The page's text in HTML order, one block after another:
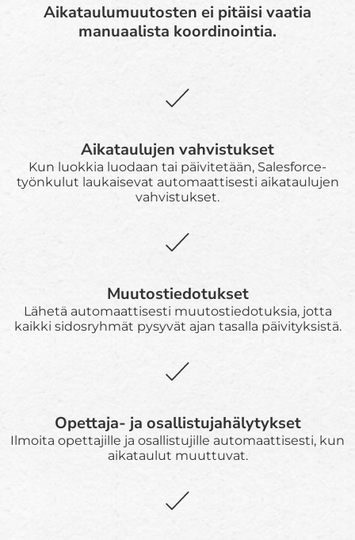
Aikataulumuutosten ei pitäisi vaatia
manuaalista koordinointia.
Aikataulujen vahvistukset
Kun luokkia luodaan tai päivitetään, Salesforce-
työnkulut laukaisevat automaattisesti aikataulujen
vahvistukset.
Muutostiedotukset
Lähetä automaattisesti muutostiedotuksia, jotta
kaikki sidosryhmät pysyvät ajan tasalla päivityksistä.
Opettaja- ja osallistujahälytykset
Ilmoita opettajille ja osallistujille automaattisesti, kun
aikataulut muuttuvat.